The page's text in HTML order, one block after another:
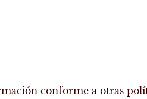
conforme a otras